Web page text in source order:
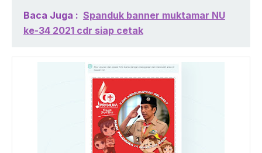
Baca Juga : Spanduk banner muktamar NU
ke-34 2021 cdr siap cetak